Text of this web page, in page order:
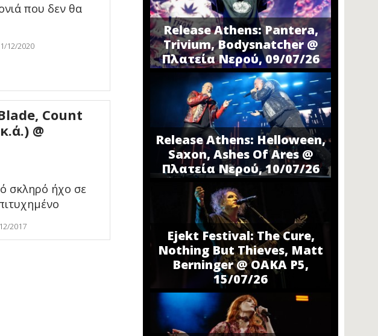
που δεν θα
12/2020
Count
@
σκληρό ήχο σε
2017
Release Athens: Pantera,
Trivium, Bodysnatcher @
Πλατεία Νερού, 09/07/26
Release Athens: Helloween,
Saxon, Ashes Of Ares @
Πλατεία Νερού, 10/07/26
Ejekt Festival: The Cure,
Nothing But Thieves, Matt
Berninger @ ΟΑΚΑ P5,
15/07/26